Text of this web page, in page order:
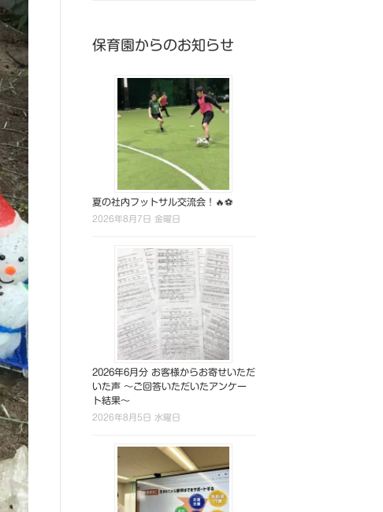
保育園からのお知らせ
夏の社内フットサル交流会！🔥⚽
2026年8月7日 金曜日
2026年6月分 お客様からお寄せいただ
いた声 ～ご回答いただいたアンケー
ト結果～
2026年8月5日 水曜日